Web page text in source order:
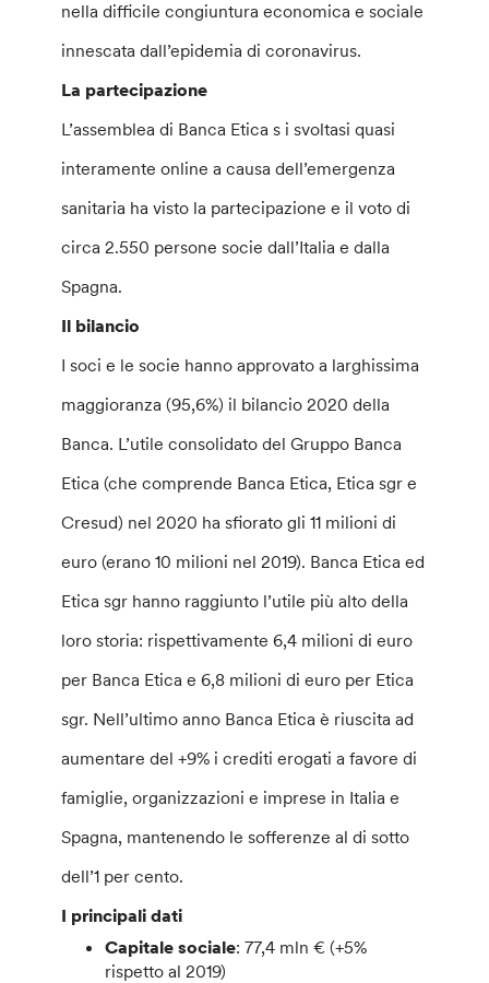
nella difficile congiuntura economica e sociale
innescata dall’epidemia di coronavirus.
La partecipazione
L’assemblea di Banca Etica s i svoltasi quasi
interamente online a causa dell’emergenza
sanitaria ha visto la partecipazione e il voto di
circa 2.550 persone socie dall’Italia e dalla
Spagna.
Il bilancio
I soci e le socie hanno approvato a larghissima
maggioranza (95,6%) il bilancio 2020 della
Banca. L’utile consolidato del Gruppo Banca
Etica (che comprende Banca Etica, Etica sgr e
Cresud) nel 2020 ha sfiorato gli 11 milioni di
euro (erano 10 milioni nel 2019). Banca Etica ed
Etica sgr hanno raggiunto l’utile più alto della
loro storia: rispettivamente 6,4 milioni di euro
per Banca Etica e 6,8 milioni di euro per Etica
sgr. Nell’ultimo anno Banca Etica è riuscita ad
aumentare del +9% i crediti erogati a favore di
famiglie, organizzazioni e imprese in Italia e
Spagna, mantenendo le sofferenze al di sotto
dell’1 per cento.
I principali dati
Capitale sociale: 77,4 mln € (+5%
rispetto al 2019)